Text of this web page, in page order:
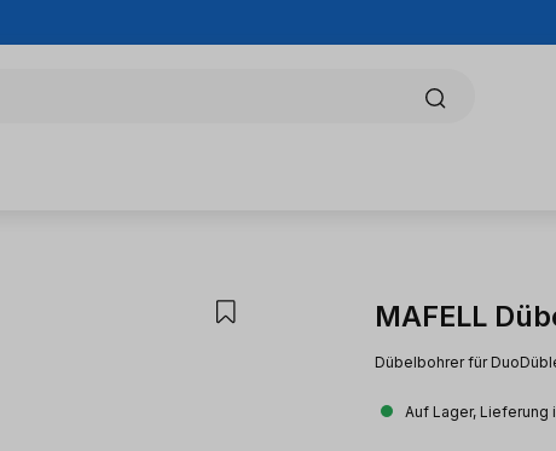
MAFELL
Dübelbohrer für
Auf Lager, Lieferung